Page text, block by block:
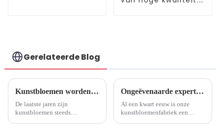
Gerelateerde Blog
Kunstbloemen worden steeds populairder als duurzame en onderhoudsarme optie
De laatste jaren zijn
kunstbloemen steeds
Ongeëvenaarde expertise: 25 jaar kunstbloemenfabriek
Al een kwart eeuw is onze
kunstbloemenfabriek een